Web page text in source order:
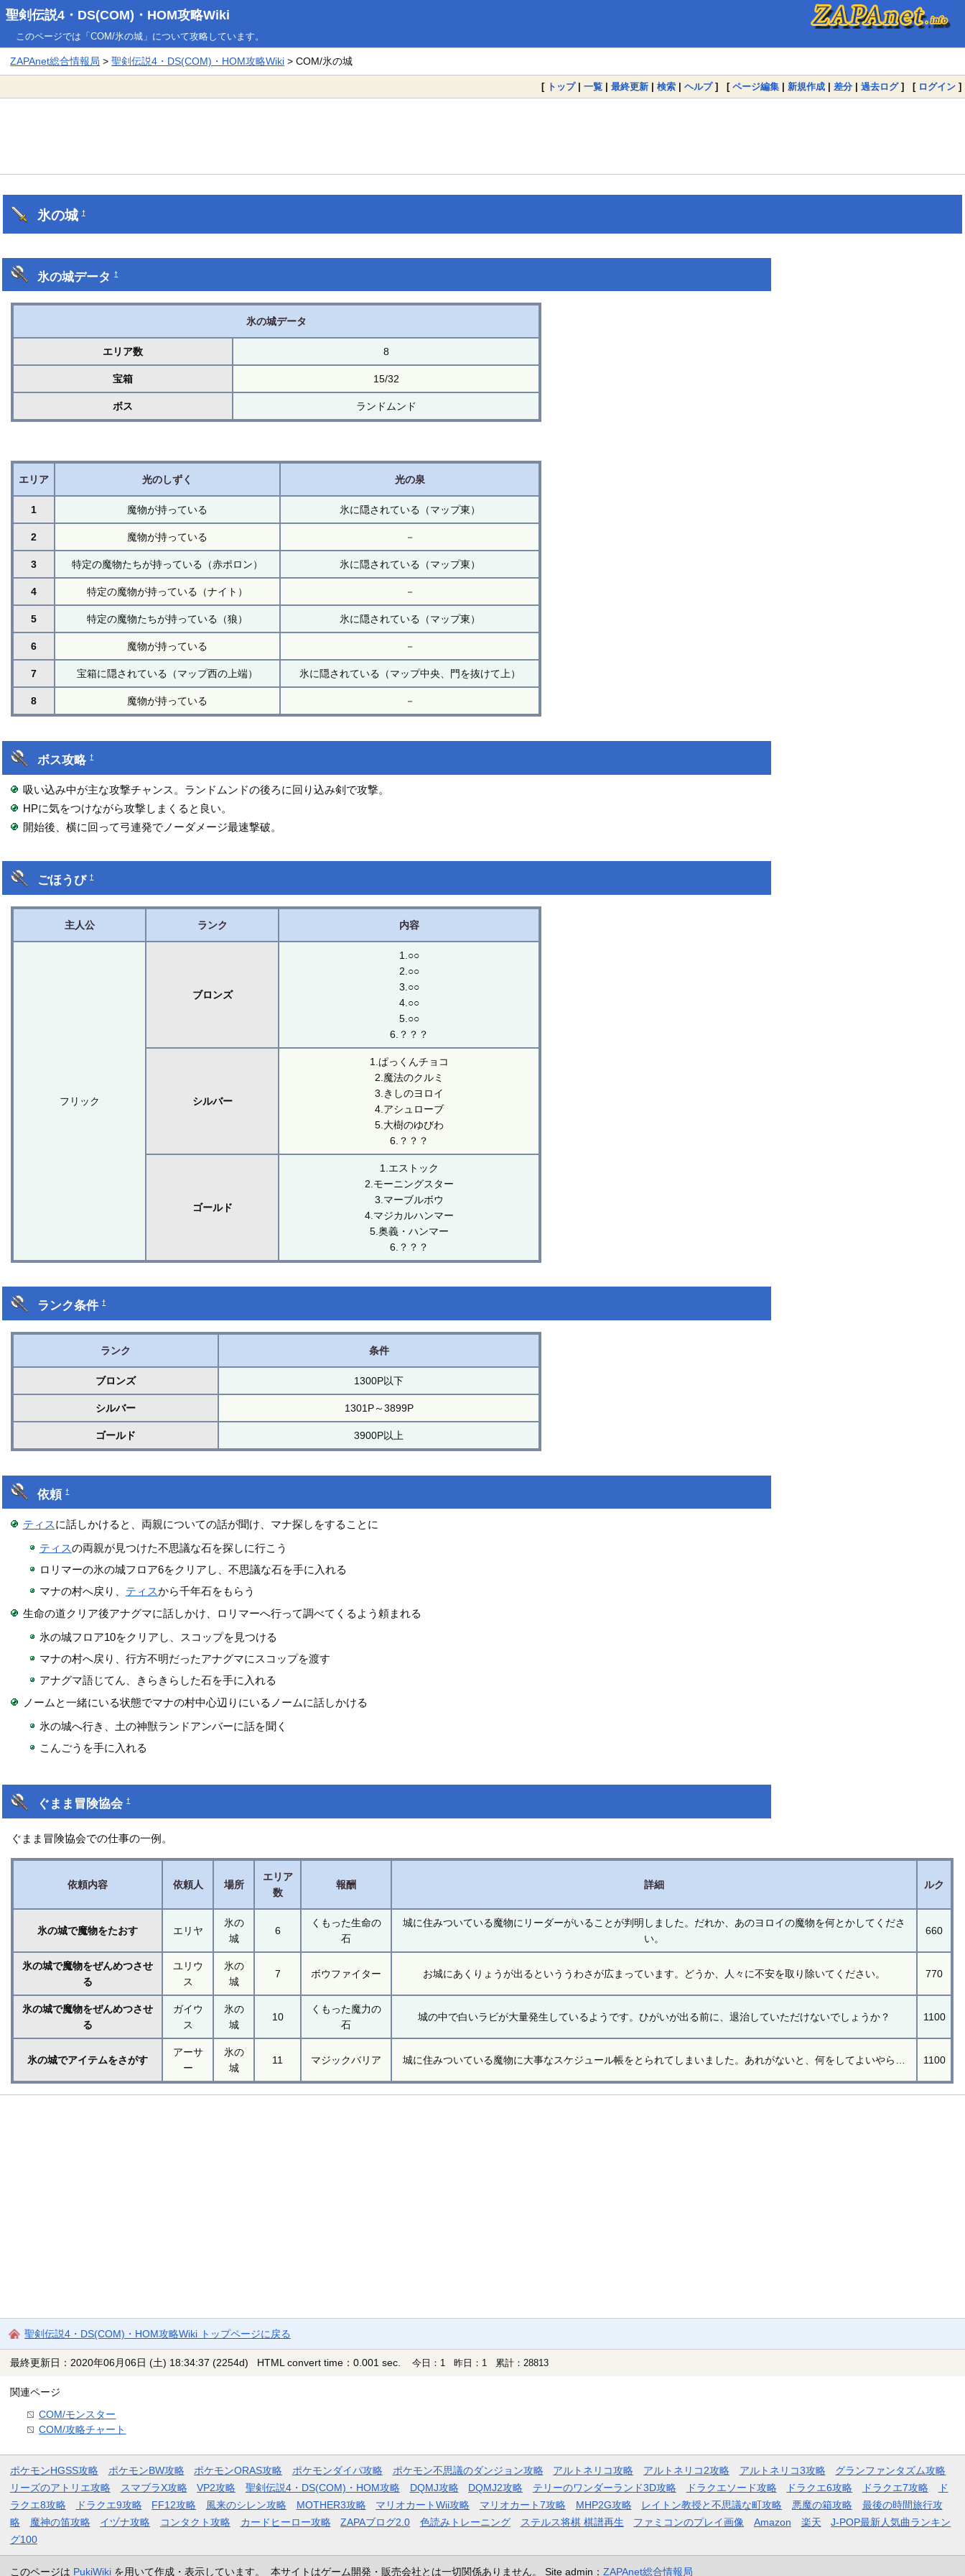
聖剣伝説4・DS(COM)・HOM攻略Wiki
このページでは「COM/氷の城」について攻略しています。
ZAPAnet総合情報局 >聖剣伝説4・DS(COM)・HOM攻略Wiki > COM/氷の城
[ トップ| 一覧 | 最終更新 | 検索 | ヘルプ] [ ページ編集 | 新規作成 | 差分 | 過去ログ] [ ログイン ]
氷の城†
氷の城データ†
氷の城データ
エリア数 8
宝箱 15/32
ボス ランドムンド
エリア 光のしずく 光の泉
1 魔物が持っている 氷に隠されている（マップ東）
2 魔物が持っている －
3 特定の魔物たちが持っている（赤ポロン） 氷に隠されている（マップ東）
4 特定の魔物が持っている（ナイト） －
5 特定の魔物たちが持っている（狼） 氷に隠されている（マップ東）
6 魔物が持っている －
7 宝箱に隠されている（マップ西の上端） 氷に隠されている（マップ中央、門を抜けて上）
8 魔物が持っている －
ボス攻略†
吸い込み中が主な攻撃チャンス。ランドムンドの後ろに回り込み剣で攻撃。
HPに気をつけながら攻撃しまくると良い。
開始後、横に回って弓連発でノーダメージ最速撃破。
ごほうび†
主人公 ランク 内容
フリック
ブロンズ
1.○○
2.○○
3.○○
4.○○
5.○○
6.？？？
シルバー
1.ぱっくんチョコ
2.魔法のクルミ
3.きしのヨロイ
4.アシュローブ
5.大樹のゆびわ
6.？？？
ゴールド
1.エストック
2.モーニングスター
3.マーブルボウ
4.マジカルハンマー
5.奥義・ハンマー
6.？？？
ランク条件†
ランク 条件
ブロンズ 1300P以下
シルバー 1301P～3899P
ゴールド 3900P以上
依頼†
ティスに話しかけると、両親についての話が聞け、マナ探しをすることに
ティスの両親が見つけた不思議な石を探しに行こう
ロリマーの氷の城フロア6をクリアし、不思議な石を手に入れる
マナの村へ戻り、 ティスから千年石をもらう
生命の道クリア後アナグマに話しかけ、ロリマーへ行って調べてくるよう頼まれる
氷の城フロア10をクリアし、スコップを見つける
マナの村へ戻り、行方不明だったアナグマにスコップを渡す
アナグマ語じてん、きらきらした石を手に入れる
ノームと一緒にいる状態でマナの村中心辺りにいるノームに話しかける
氷の城へ行き、土の神獣ランドアンバーに話を聞く
こんごうを手に入れる
ぐまま冒険協会†
ぐまま冒険協会での仕事の一例。
依頼内容 依頼人 場所
エリア
数
報酬 詳細 ルク
氷の城で魔物をたおす エリヤ
氷の
城
6
くもった生命の
石
城に住みついている魔物にリーダーがいることが判明しました。だれか、あのヨロイの魔物を何とかしてくださ
い。
660
氷の城で魔物をぜんめつさせ
る
ユリウ
ス
氷の
城
7 ボウファイター お城にあくりょうが出るといううわさが広まっています。どうか、人々に不安を取り除いてください。 770
氷の城で魔物をぜんめつさせ
る
ガイウ
ス
氷の
城
10
くもった魔力の
石
城の中で白いラビが大量発生しているようです。ひがいが出る前に、退治していただけないでしょうか？ 1100
氷の城でアイテムをさがす
アーサ
ー
氷の
城
11 マジックバリア 城に住みついている魔物に大事なスケジュール帳をとられてしまいました。あれがないと、何をしてよいやら… 1100
聖剣伝説4・DS(COM)・HOM攻略Wiki トップページに戻る
最終更新日：2020年06月06日 (土) 18:34:37 (2254d) HTML convert time：0.001 sec. 今日：1 昨日：1 累計：28813
関連ページ
COM/モンスター
COM/攻略チャート
ポケモンHGSS攻略 ポケモンBW攻略 ポケモンORAS攻略 ポケモンダイパ攻略 ポケモン不思議のダンジョン攻略 アルトネリコ攻略 アルトネリコ2攻略 アルトネリコ3攻略
グランファンタズム攻略
リーズのアトリエ攻略
スマブラX攻略 VP2攻略 聖剣伝説4・DS(COM)・HOM攻略 DQMJ攻略 DQMJ2攻略 テリーのワンダーランド3D攻略 ドラクエソード攻略 ドラクエ6攻略 ドラクエ7攻略
ド
ラクエ8攻略
ドラクエ9攻略 FF12攻略 風来のシレン攻略 MOTHER3攻略 マリオカートWii攻略 マリオカート7攻略 MHP2G攻略 レイトン教授と不思議な町攻略 悪魔の箱攻略
最後の時間旅行攻
略
魔神の笛攻略 イヅナ攻略 コンタクト攻略 カードヒーロー攻略 ZAPAブログ2.0 色読みトレーニング ステルス将棋 棋譜再生 ファミコンのプレイ画像 Amazon 楽天
J-POP最新人気曲ランキン
グ100
このページは PukiWikiを用いて作成・表示しています。 本サイトはゲーム開発・販売会社とは一切関係ありません。 Site admin： ZAPAnet総合情報局